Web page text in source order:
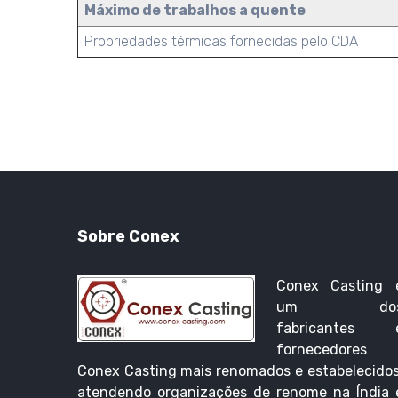
Propriedades térmicas fornecidas pelo CDA
Máximo de trabalhos a quente
Sobre Conex
Conex Casting
um
fabricantes
fornecedores
Conex Casting mais renomados e
atendendo organizações de renome na Índia